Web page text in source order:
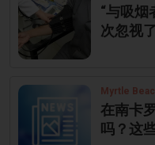
“与吸烟
次忽视
在南卡
吗？这